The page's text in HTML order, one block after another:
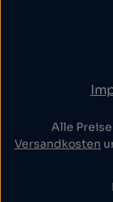
Alle
Versandkosten